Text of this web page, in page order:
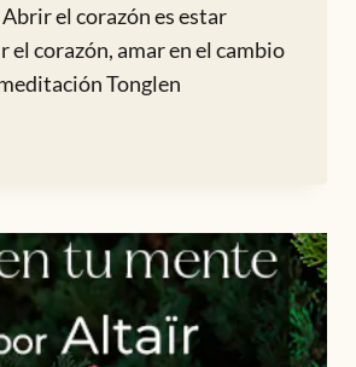
el corazón es estar
el corazón, amar en el cambio
Tonglen